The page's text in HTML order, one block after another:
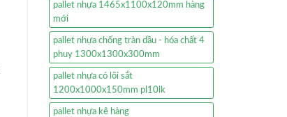
pallet nhựa 1465x1100x120mm hàng
mới
pallet nhựa chống tràn dầu - hóa chất 4
phuy 1300x1300x300mm
pallet nhựa có lõi sắt
1200x1000x150mm pl10lk
pallet nhựa kê hàng